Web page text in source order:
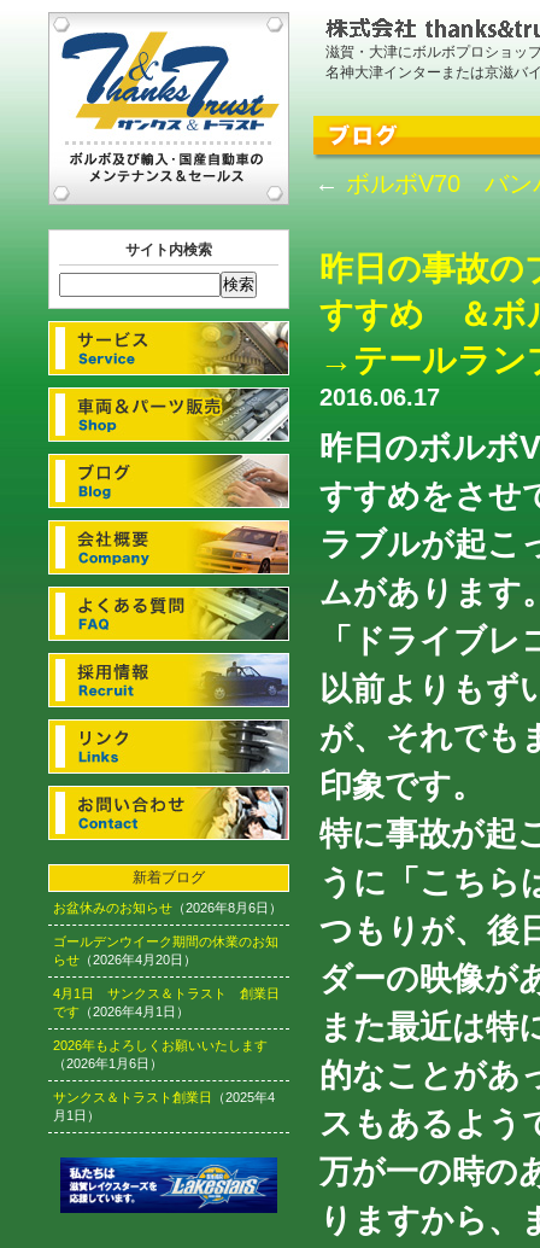
滋賀・大津にボルボプロショッ
名神大津インターまたは京滋バ
サイト内検索
新着ブログ
お盆休みのお知らせ （2026年8月6日）
ゴールデンウイーク期間の休業のお知
らせ （2026年4月20日）
4月1日 サンクス＆トラスト 創業日
です （2026年4月1日）
2026年もよろしくお願いいたします
（2026年1月6日）
サンクス＆トラスト創業日
（2025年4
月1日）
← ボルボV70 バン
昨日の事故
すすめ ＆ボ
→テールラン
2016.06.17
昨日のボルボ
すすめをさせ
ラブルが起こ
ムがあります
「ドライブ
以前よりもず
が、それでも
印象です。
特に事故が起
うに「こちら
つもりが、後
ダーの映像が
また最近は特
的なことがあ
スもあるよう
万が一の時の
りますから、